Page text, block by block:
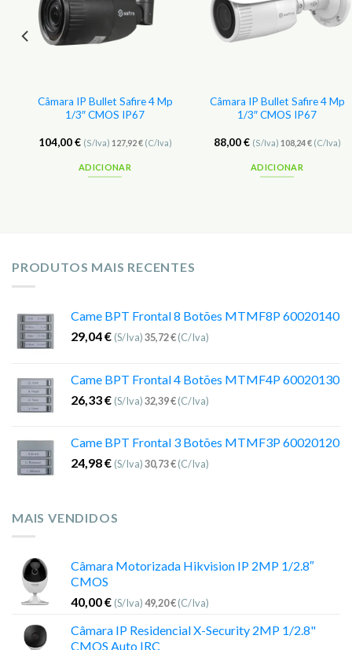
Câmara IP Bullet Safire 4 Mp
1/3″ CMOS IP67
104,00€ (S/Iva) 127,92€(C/Iva)
ADICIONAR
Câmara IP Bullet Safire 4 Mp
1/3″ CMOS IP67
88,00€ (S/Iva) 108,24€(C/Iva)
ADICIONAR
PRODUTOS MAIS RECENTES
Came BPT Frontal 8 Botões MTMF8P 60020140
29,04€ (S/Iva)35,72€(C/Iva)
Came BPT Frontal 4 Botões MTMF4P 60020130
26,33€ (S/Iva)32,39€(C/Iva)
Came BPT Frontal 3 Botões MTMF3P 60020120
24,98€ (S/Iva)30,73€(C/Iva)
MAIS VENDIDOS
Câmara Motorizada Hikvision IP 2MP 1/2.8″
CMOS
40,00€ (S/Iva)49,20€(C/Iva)
Câmara IP Residencial X-Security 2MP 1/2.8"
CMOS Auto IRC